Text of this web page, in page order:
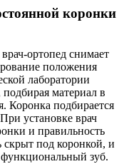
коронки
ортопед снимает
положения
лаборатории
материал в
Коронка подбирается
установке врач
и правильность
под коронкой, и
зуб.